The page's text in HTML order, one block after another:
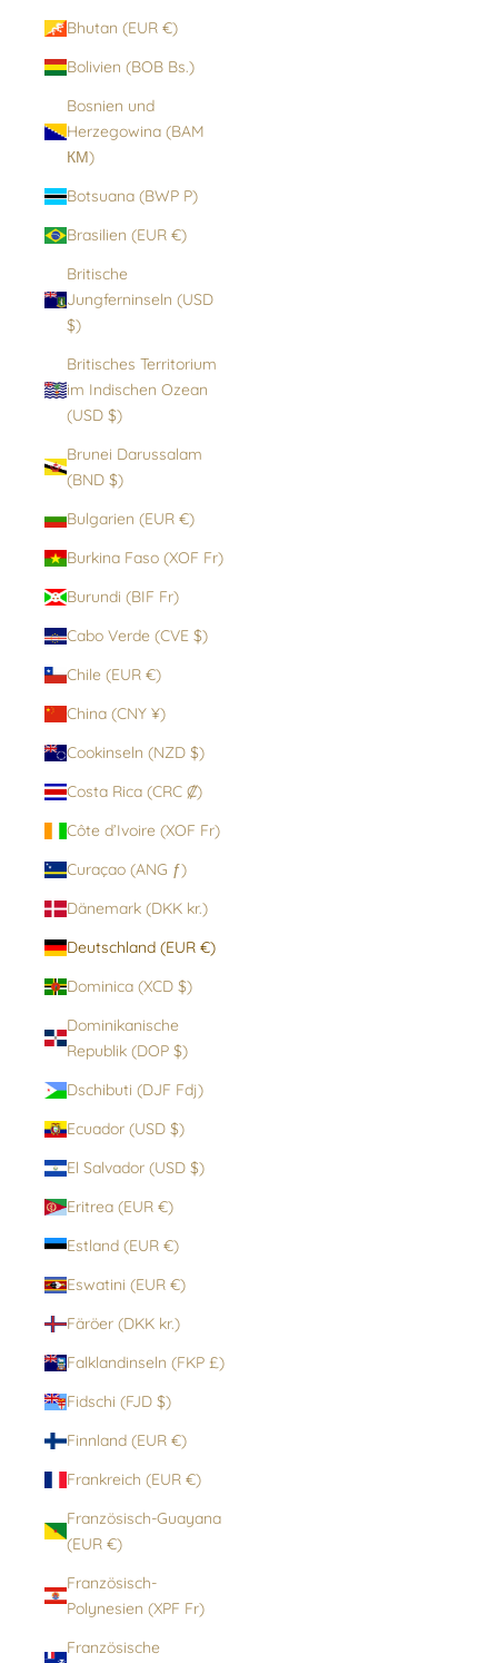
Bhutan (EUR €)
Bolivien (BOB Bs.)
Bosnien und
Herzegowina (BAM
КМ)
Botsuana (BWP P)
Brasilien (EUR €)
Britische
Jungferninseln (USD
$)
Britisches Territorium
im Indischen Ozean
(USD $)
Brunei Darussalam
(BND $)
Bulgarien (EUR €)
Burkina Faso (XOF Fr)
Burundi (BIF Fr)
Cabo Verde (CVE $)
Chile (EUR €)
China (CNY ¥)
Cookinseln (NZD $)
Costa Rica (CRC ₡)
Côte d’Ivoire (XOF Fr)
Curaçao (ANG ƒ)
Dänemark (DKK kr.)
Deutschland (EUR €)
Dominica (XCD $)
Dominikanische
Republik (DOP $)
Dschibuti (DJF Fdj)
Ecuador (USD $)
El Salvador (USD $)
Eritrea (EUR €)
Estland (EUR €)
Eswatini (EUR €)
Färöer (DKK kr.)
Falklandinseln (FKP £)
Fidschi (FJD $)
Finnland (EUR €)
Frankreich (EUR €)
Französisch-Guayana
(EUR €)
Französisch-
Polynesien (XPF Fr)
Französische